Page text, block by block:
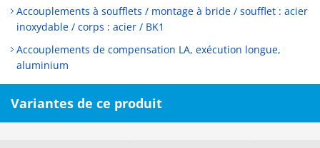
Accouplements à soufflets / montage à bride / soufflet : acier
inoxydable / corps : acier / BK1
Accouplements de compensation LA, exécution longue,
aluminium
Variantes de ce produit